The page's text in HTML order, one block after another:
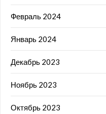
Февраль 2024
Январь 2024
Декабрь 2023
Ноябрь 2023
Октябрь 2023